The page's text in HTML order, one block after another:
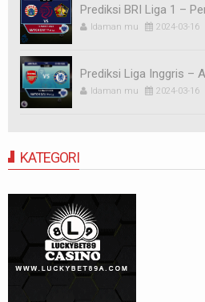
Prediksi BRI Liga 1 –
Idaman mu 2024-03-16
Prediksi Liga Inggris –
Idaman mu 2024-03-16
KATEGORI